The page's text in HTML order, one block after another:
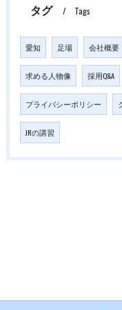
タグ Tags
愛知 足場 会社概要
求める人物像 採用Q&A
プライバシーポリシー
JRの講習